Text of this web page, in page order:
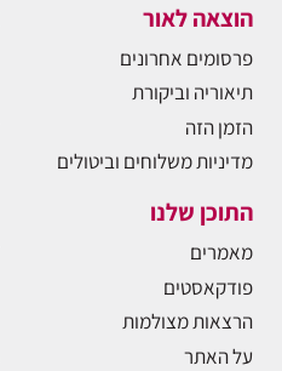
הוצאה לאור
פרסומים אחרונים
תיאוריה וביקורת
הזמן הזה
מדיניות משלוחים וביטולים
התוכן שלנו
מאמרים
פודקאסטים
הרצאות מצולמות
על האתר